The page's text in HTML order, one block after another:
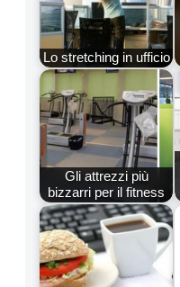
Lo stretching in ufficio
Gli attrezzi più
bizzarri per il fitness